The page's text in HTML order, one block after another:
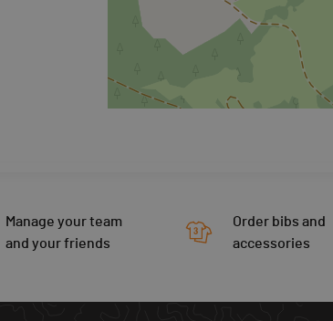
Manage your team
and your friends
Order bibs and
accessories